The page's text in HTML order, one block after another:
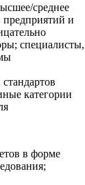
среднее
предприятий и
специалисты,
категории
в форме